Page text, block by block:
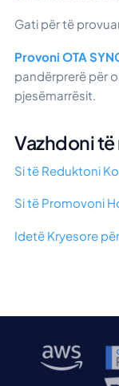
Gati për të
Provoni OTA
pandërprerë për
pjesëmarrësit.
Vazhdoni
Si të Reduktoni
Si të Promovoni
Idetë Kryesore